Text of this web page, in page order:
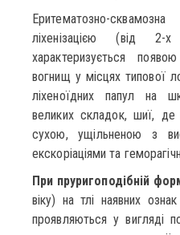
Еритематозно-
ліхенізацією (від
характеризується
вогнищ у місцях типової
ліхеноїдних папул на
великих складок, шиї, де
сухою, ущільненою з
екскоріаціями та
При пруригоподібній
віку) на тлі наявних
проявляються у вигляді